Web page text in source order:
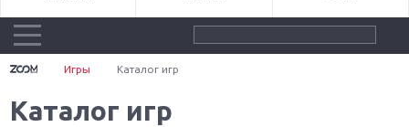
Игры Каталог игр
Каталог игр